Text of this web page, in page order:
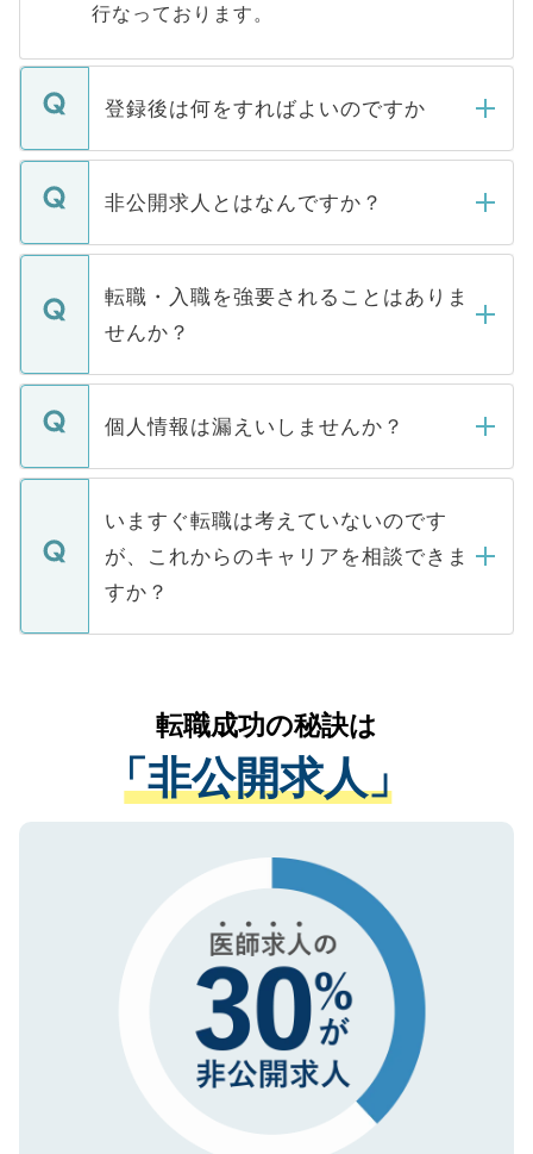
行なっております。
登録後は何をすればよいのですか
ご登録いただきましたら、弊社担当者がご
登録内容を確認し、その後メールもしくは
ます。通常、5営業日以内にはご連絡をせて
いただきますので、しばらくお待ちくださ
非公開求人とはなんですか？
マイナビDOCTORで取り扱っている求人の
うち約3割は、Webサイトからご覧いただ
けない「非公開求人」です。非公開求人は
下記の理由によって、一般には公開してい
ません。
■応募殺到を避けるため 人気のある医療機
関を公にしてしまうと、応募が殺到する場
に、医療機関が求める条件に合った人材の
みを人材紹介会社に依頼するケースが増え
ています。
転職・入職を強要されることはありま
せんか？
転職・入職を強要することは一切ありませ
ん。また、仮に応募先から内定をいただい
定を承諾する必要はありません。内定先へ
の辞退の連絡はキャリアパートナーが行い
個人情報は漏えいしませんか？
個人情報が漏えいすることはありませんの
で、ご安心ください。当サイトからの登録
などで収集したご登録者様の個人情報は、
ご本人のキャリアアップおよび転職活動の
支援を目的に使用いたします。お預かりし
ているすべての個人データはご本人の許可
は、個人情報の取り扱いについての厳密な
管理基準を満たした事業者のみに付与され
る、プライバシーマークを取得済みです。
で、機密保持に関してもご安心ください。
いますぐ転職は考えていないのです
が、これからのキャリアを相談できま
すか？
かがいして、現在の医療機関の状況や紹介
経験をまじえながら、適切なアドバイスを
させていただきます。すぐにご転職をされ
ない方には、長期的なサポートが可能です
ので、まずはご登録ください。
転職成功の秘訣は
「非公開求人」